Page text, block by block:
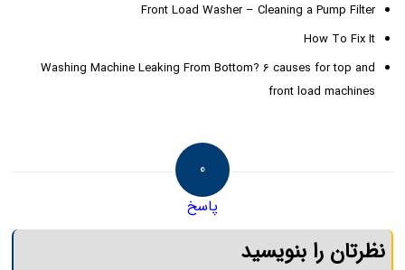
Front Load Washer – Cleaning a Pump Filter
How To Fix It
Washing Machine Leaking From Bottom? 6 causes for top and
front load machines
0
پاسخ
نظرتان را بنویسید